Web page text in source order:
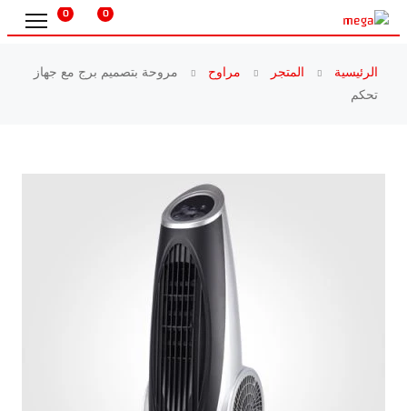
0
0
الرئيسية المتجر مراوح
مروحة بتصميم برج مع جهاز
تحكم